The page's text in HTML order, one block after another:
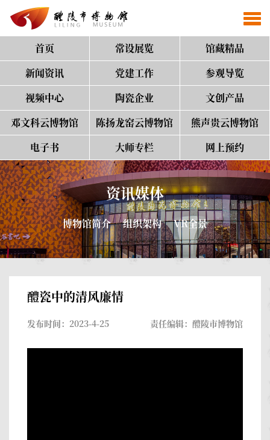
首页 常设展览
馆藏精品
新闻资讯
党建工作
参观导览
视频中心
陶瓷企业
文创产品
邓文科云博物馆
陈扬龙窑云博物馆
熊声贵云博物馆
电子书
大师专栏 网上预约
资讯媒体
博物馆简介 组织架构 VR全景
醴瓷中的清风廉情
发布时间：2023-4-25 责任编辑：醴陵市博物馆